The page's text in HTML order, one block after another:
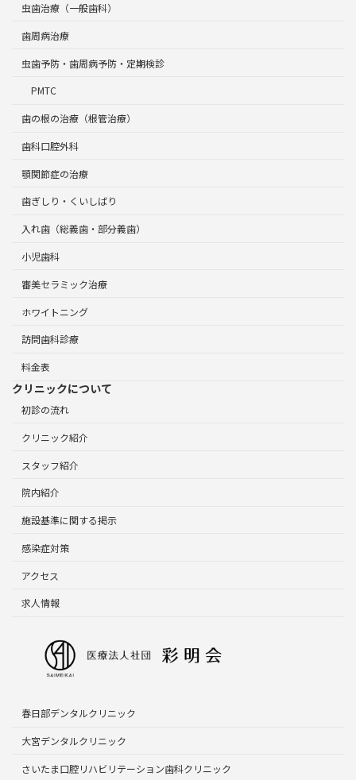
虫歯治療（一般歯科）
歯周病治療
虫歯予防・歯周病予防・定期検診
PMTC
歯の根の治療（根管治療）
歯科口腔外科
顎関節症の治療
歯ぎしり・くいしばり
入れ歯（総義歯・部分義歯）
小児歯科
審美セラミック治療
ホワイトニング
訪問歯科診療
料金表
クリニックについて
初診の流れ
クリニック紹介
スタッフ紹介
院内紹介
施設基準に関する掲示
感染症対策
アクセス
求人情報
春日部デンタルクリニック
大宮デンタルクリニック
さいたま口腔リハビリテーション歯科クリニック